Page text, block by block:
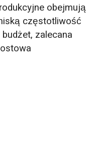
obejmują
częstotliwość
zalecana